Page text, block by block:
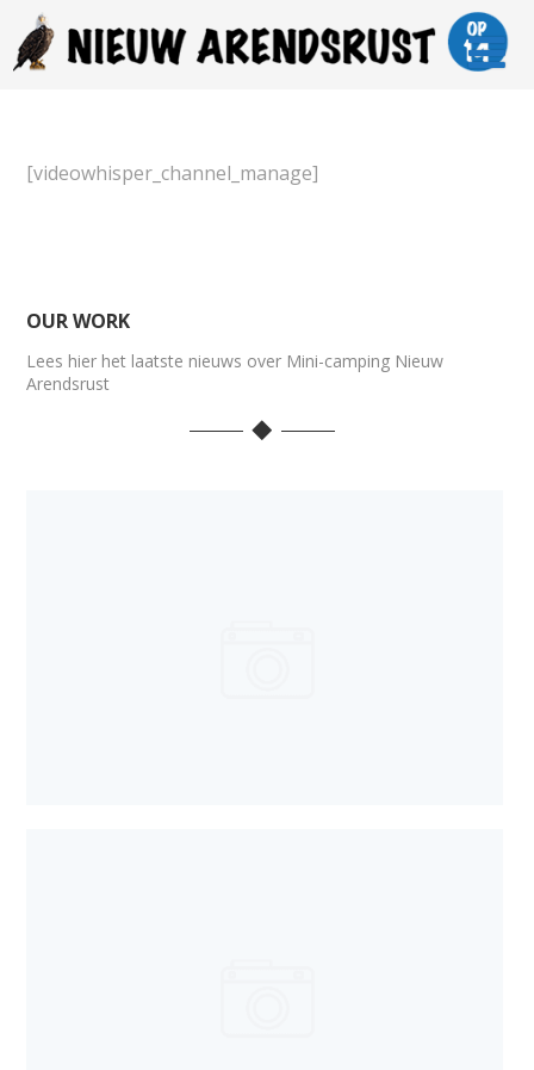
[videowhisper_channel_manage]
OUR WORK
Lees hier het laatste nieuws over Mini-camping Nieuw
Arendsrust